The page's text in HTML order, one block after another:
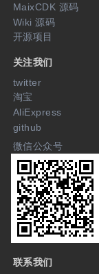
MaixCDK 源码
Wiki 源码
开源项目
关注我们
twitter
淘宝
AliExpress
github
微信公众号
联系我们